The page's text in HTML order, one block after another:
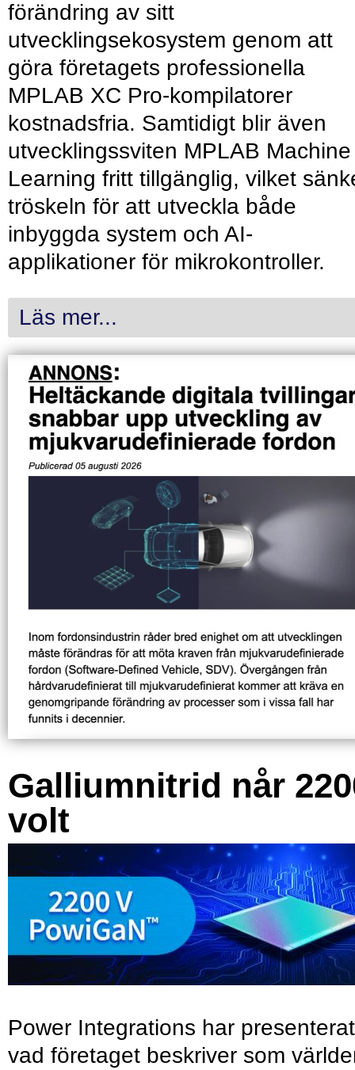
förändring av sitt
utvecklingsekosystem genom att
göra företagets professionella
MPLAB XC Pro-kompilatorer
kostnadsfria. Samtidigt blir även
utvecklingssviten MPLAB Machine
Learning fritt tillgänglig, vilket
tröskeln för att utveckla både
inbyggda system och AI-
applikationer för mikrokontroller.
Läs mer...
Galliumnitrid når
volt
Power Integrations har presenterat
vad företaget beskriver som